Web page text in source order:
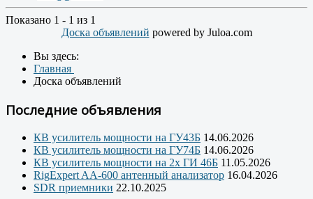
Показано 1 - 1 из 1
Доска объявлений powered by Juloa.com
Вы здесь:
Главная
Доска объявлений
Последние объявления
КВ усилитель мощности на ГУ43Б 14.06.2026
КВ усилитель мощности на ГУ74Б 14.06.2026
КВ усилитель мощности на 2х ГИ 46Б 11.05.2026
RigExpert AA-600 антенный анализатор 16.04.2026
SDR приемники 22.10.2025